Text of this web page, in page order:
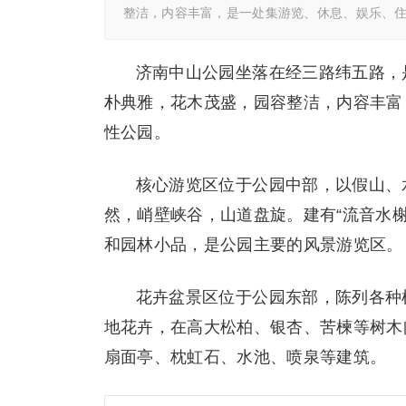
整洁，内容丰富，是一处集游览、休息、娱乐
济南中山公园坐落在经三路纬五路
朴典雅，花木茂盛，园容整洁，内容丰
性公园。
核心游览区位于公园中部，以假山
然，峭壁峡谷，山道盘旋。建有“流音水
和园林小品，是公园主要的风景游览区。
花卉盆景区位于公园东部，陈列各
地花卉，在高大松柏、银杏、苦楝等树
扇面亭、枕虹石、水池、喷泉等建筑。